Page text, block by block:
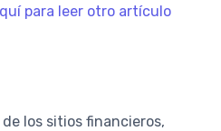
para leer otro artículo
los sitios financieros,